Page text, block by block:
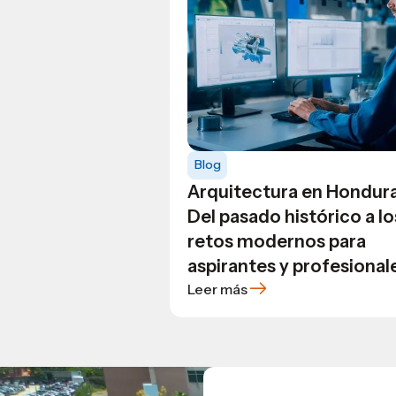
Blog
Arquitectura en
Del pasado histórico a
retos modernos para
aspirantes y
Leer más